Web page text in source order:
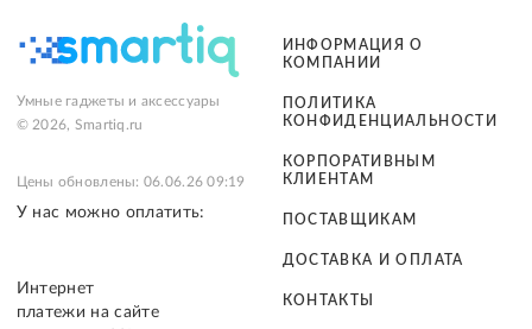
Умные гаджеты и аксессуары
© 2026, Smartiq.ru
Цены обновлены: 06.06.26 09:19
У нас можно оплатить:
Интернет
платежи на сайте
ИНФОРМАЦИЯ О
КОМПАНИИ
ПОЛИТИКА
КОНФИДЕНЦИАЛЬНОСТИ
КОРПОРАТИВНЫМ
КЛИЕНТАМ
ПОСТАВЩИКАМ
ДОСТАВКА И ОПЛАТА
КОНТАКТЫ